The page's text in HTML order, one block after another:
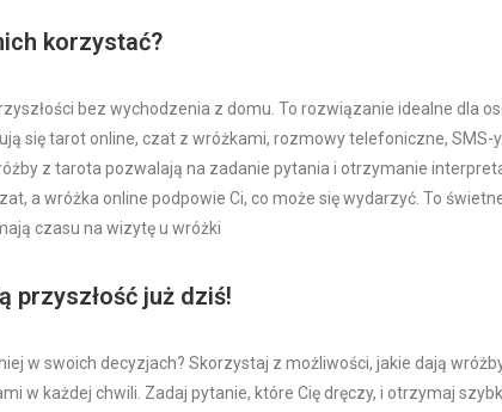
korzystać?
bez wychodzenia z domu. To rozwiązanie idealne dla
się tarot online, czat z wróżkami, rozmowy telefoniczne, SMS-y.
z tarota pozwalają na zadanie pytania i otrzymanie
a wróżka online podpowie Ci, co może się wydarzyć. To
czasu na wizytę u wróżki
przyszłość już dziś!
w swoich decyzjach? Skorzystaj z możliwości, jakie dają
w każdej chwili. Zadaj pytanie, które Cię dręczy, i otrzymaj